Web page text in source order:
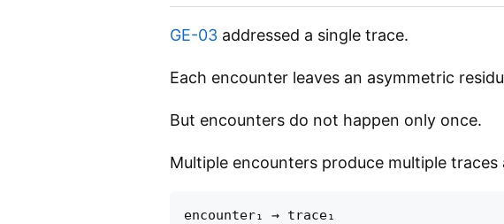
GE-03 addressed a single trace.
Each encounter leaves an asymmetric
But encounters do not happen only once.
Multiple encounters produce multiple
encounter₁ → trace₁